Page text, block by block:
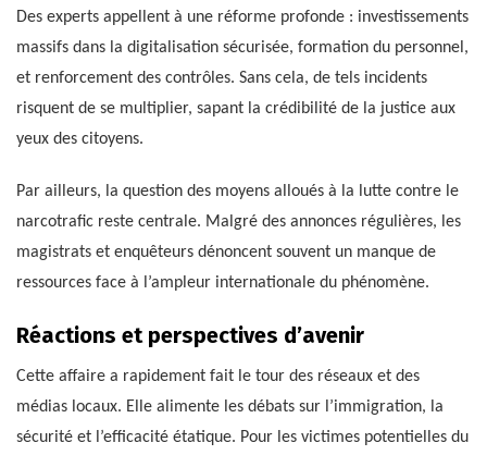
Des experts appellent à une réforme profonde : investissements
massifs dans la digitalisation sécurisée, formation du personnel,
et renforcement des contrôles. Sans cela, de tels incidents
risquent de se multiplier, sapant la crédibilité de la justice aux
yeux des citoyens.
Par ailleurs, la question des moyens alloués à la lutte contre le
narcotrafic reste centrale. Malgré des annonces régulières, les
magistrats et enquêteurs dénoncent souvent un manque de
ressources face à l’ampleur internationale du phénomène.
Réactions et perspectives d’avenir
Cette affaire a rapidement fait le tour des réseaux et des
médias locaux. Elle alimente les débats sur l’immigration, la
sécurité et l’efficacité étatique. Pour les victimes potentielles du